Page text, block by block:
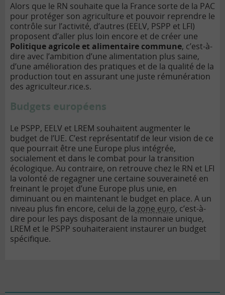
Alors que le RN souhaite que la France sorte de la PAC
pour protéger son agriculture et pouvoir reprendre le
contrôle sur l’activité, d’autres (EELV, PSPP et LFI)
proposent d’aller plus loin encore et de créer une
Politique agricole et alimentaire commune, c’est-à-
dire avec l’ambition d’une alimentation plus saine,
d’une amélioration des pratiques et de la qualité de la
production tout en assurant une juste rémunération
des agriculteur.rice.s.
Budgets européens
Le PSPP, EELV et LREM souhaitent augmenter le
budget de l’UE. C’est représentatif de leur vision de ce
que pourrait être une Europe plus intégrée,
socialement et dans le combat pour la transition
écologique. Au contraire, on retrouve chez le RN et LFI
la volonté de regagner une certaine souveraineté en
freinant le projet d’une Europe plus unie, en
diminuant ou en maintenant le budget en place. A un
niveau plus fin encore, celui de la zone euro, c’est-à-
dire pour les pays disposant de la monnaie unique,
LREM et le PSPP souhaiteraient instaurer un budget
spécifique.